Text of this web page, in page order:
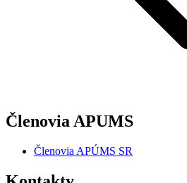
Členovia APUMS
Členovia APÚMS SR